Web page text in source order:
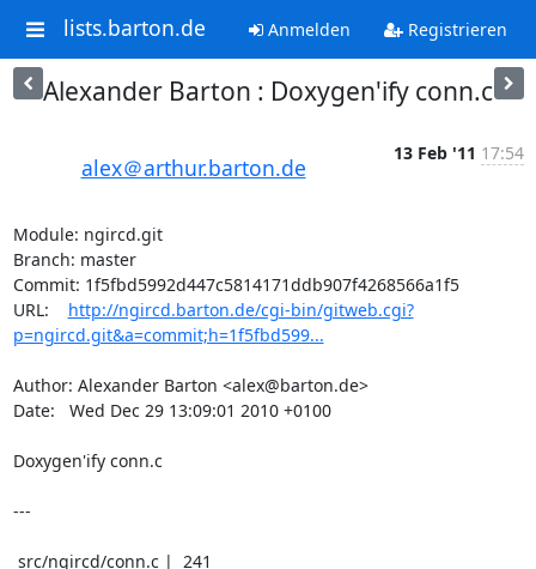
lists.barton.de Anmelden Registrieren
Alexander Barton : Doxygen'ify conn.c
alex＠arthur.barton.de
13 Feb '11 17:54
Module: ngircd.git
Branch: master
Commit: 1f5fbd5992d447c5814171ddb907f4268566a1f5
URL: http://ngircd.barton.de/cgi-bin/gitweb.cgi?
p=ngircd.git&a=commit;h=1f5fbd599...
Author: Alexander Barton <alex@barton.de>
Date:   Wed Dec 29 13:09:01 2010 +0100
Doxygen'ify conn.c
---